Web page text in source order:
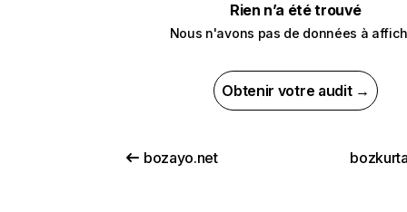
Rien n’a été trouvé
Nous n'avons pas de données à
Obtenir votre audit →
bozayo.net